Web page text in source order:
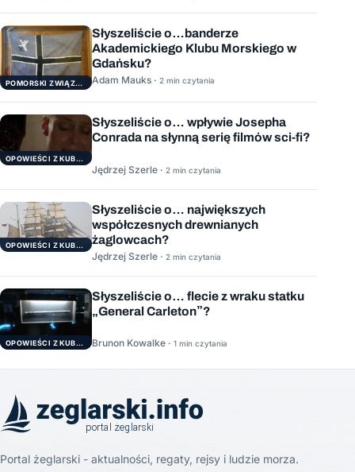
POMORSKI ZWIĄZEK ŻEGLARSKI
Słyszeliście o…banderze
Akademickiego Klubu Morskiego w
Gdańsku?
Adam Mauks · 2 min czytania
OPOWIEŚCI Z KUBRYKU
Słyszeliście o… wpływie Josepha
Conrada na słynną serię filmów sci-fi?
Jędrzej Szerle · 2 min czytania
OPOWIEŚCI Z KUBRYKU
Słyszeliście o… największych
współczesnych drewnianych
żaglowcach?
Jędrzej Szerle · 2 min czytania
OPOWIEŚCI Z KUBRYKU
Słyszeliście o… flecie z wraku statku
„General Carleton”?
Brunon Kowalke · 1 min czytania
Portal żeglarski - aktualności, regaty, rejsy i ludzie morza.